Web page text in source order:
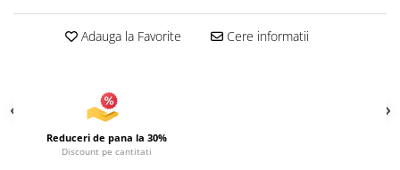
Accesorii Auto
Accesorii Auto
Accesorii biciclete
Ochelari de Protecţie
Adauga la Favorite Cere informatii
Reduceri de pana la 30%
Discount pe cantitati